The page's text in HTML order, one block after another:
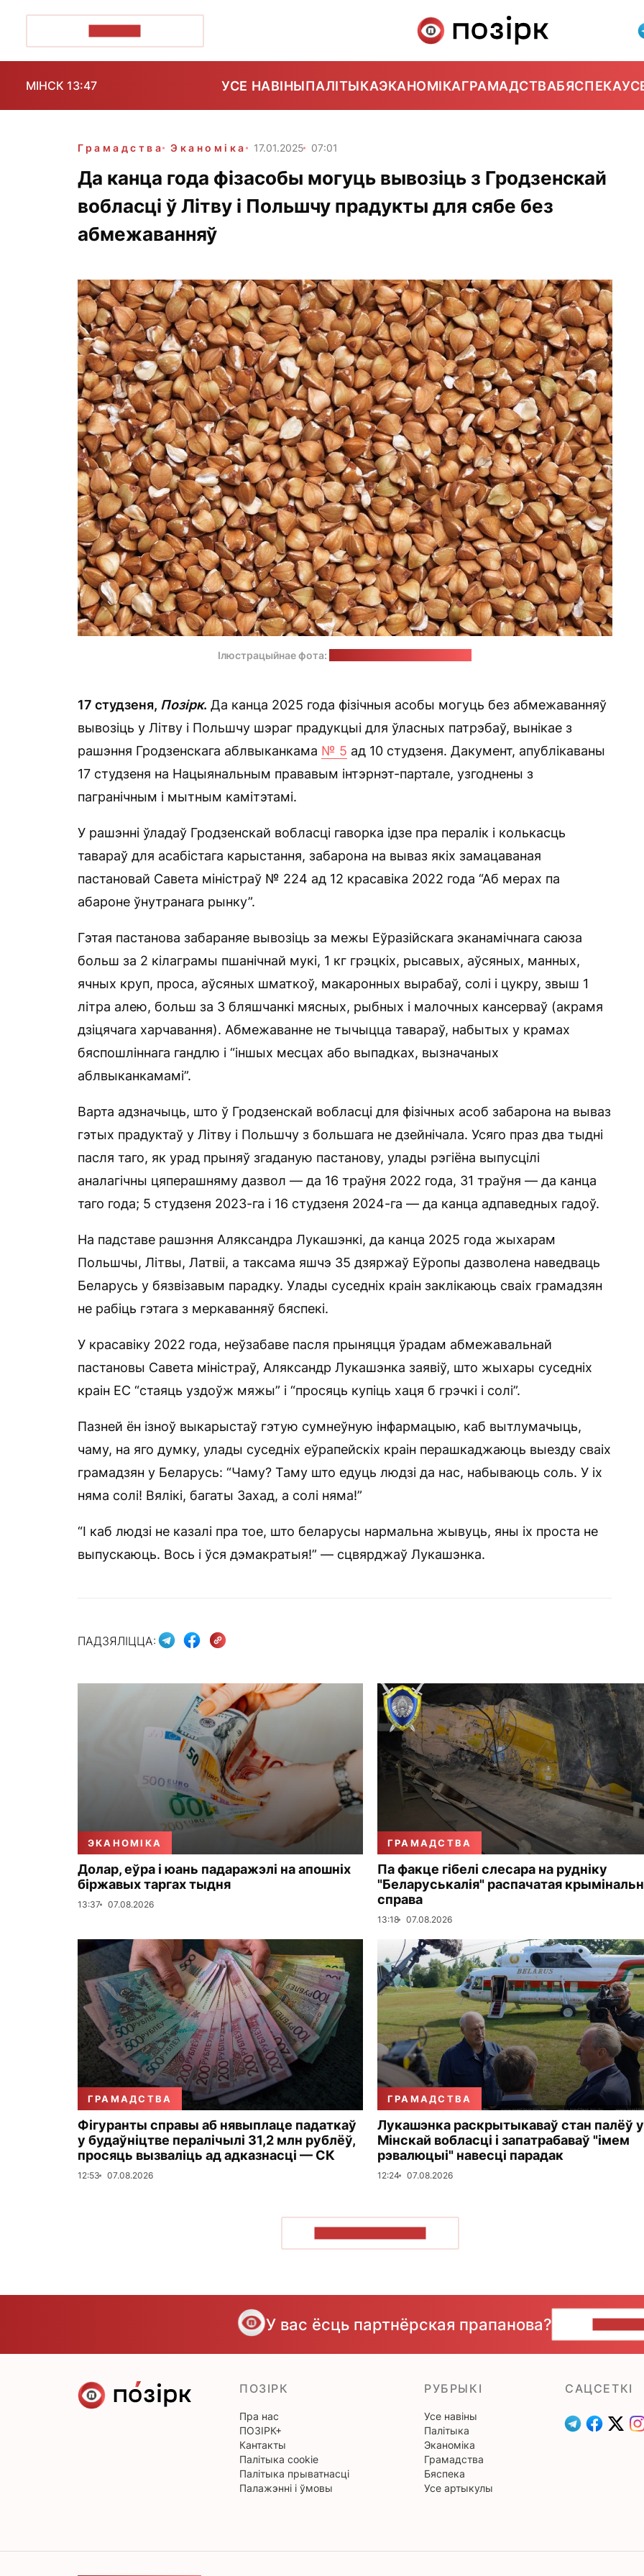
МІНСК 13:47 УСЕ НАВІНЫПАЛІТЫКАЭКАНОМІКАГРАМАДСТВАБЯСПЕКА
Грамадства Эканоміка 17.01.2025 07:01
Да канца года фізасобы могуць вывозіць з Гродзенскай
вобласці ў Літву і Польшчу прадукты для сябе без
абмежаванняў
Ілюстрацыйнае фота:
17 студзеня, Позірк. Да канца 2025 года фізічныя асобы могуць без абмежаванняў
вывозіць у Літву і Польшчу шэраг прадукцыі для ўласных патрэбаў, вынікае з
рашэння Гродзенскага аблвыканкама № 5 ад 10 студзеня. Дакумент, апублікаваны
17 студзеня на Нацыянальным прававым інтэрнэт-партале, узгоднены з
пагранічным і мытным камітэтамі.
У рашэнні ўладаў Гродзенскай вобласці гаворка ідзе пра пералік і колькасць
тавараў для асабістага карыстання, забарона на вываз якіх замацаваная
пастановай Савета міністраў № 224 ад 12 красавіка 2022 года “Аб мерах па
абароне ўнутранага рынку”.
Гэтая пастанова забараняе вывозіць за межы Еўразійскага эканамічнага саюза
больш за 2 кілаграмы пшанічнай мукі, 1 кг грэцкіх, рысавых, аўсяных, манных,
ячных круп, проса, аўсяных шматкоў, макаронных вырабаў, солі і цукру, звыш 1
літра алею, больш за 3 бляшчанкі мясных, рыбных і малочных кансерваў (акрамя
дзіцячага харчавання). Абмежаванне не тычыцца тавараў, набытых у крамах
бяспошліннага гандлю і “іншых месцах або выпадках, вызначаных
аблвыканкамамі”.
Варта адзначыць, што ў Гродзенскай вобласці для фізічных асоб забарона на вываз
гэтых прадуктаў у Літву і Польшчу з большага не дзейнічала. Усяго праз два тыдні
пасля таго, як урад прыняў згаданую пастанову, улады рэгіёна выпусцілі
аналагічны цяперашняму дазвол — да 16 траўня 2022 года, 31 траўня — да канца
таго года; 5 студзеня 2023-га і 16 студзеня 2024-га — да канца адпаведных гадоў.
На падставе рашэння Аляксандра Лукашэнкі, да канца 2025 года жыхарам
Польшчы, Літвы, Латвіі, а таксама яшчэ 35 дзяржаў Еўропы дазволена наведваць
Беларусь у бязвізавым парадку. Улады суседніх краін заклікаюць сваіх грамадзян
не рабіць гэтага з меркаванняў бяспекі.
У красавіку 2022 года, неўзабаве пасля прыняцця ўрадам абмежавальнай
пастановы Савета міністраў, Аляксандр Лукашэнка заявіў, што жыхары суседніх
краін ЕС “стаяць уздоўж мяжы” і “просяць купіць хаця б грэчкі і солі”.
Пазней ён ізноў выкарыстаў гэтую сумнеўную інфармацыю, каб вытлумачыць,
чаму, на яго думку, улады суседніх еўрапейскіх краін перашкаджаюць выезду сваіх
грамадзян у Беларусь: “Чаму? Таму што едуць людзі да нас, набываюць соль. У іх
няма солі! Вялікі, багаты Захад, а солі няма!”
“І каб людзі не казалі пра тое, што беларусы нармальна жывуць, яны іх проста не
выпускаюць. Вось і ўся дэмакратыя!” — сцвярджаў Лукашэнка.
ПАДЗЯЛІЦЦА:
ЭКАНОМІКА
Долар, еўра і юань падаражэлі на апошніх
біржавых таргах тыдня
13:37 07.08.2026
ГРАМАДСТВА
Па факце гібелі слесара на рудніку
"Беларуськалія" распачатая
справа
13:18 07.08.2026
ГРАМАДСТВА
Фігуранты справы аб нявыплаце падаткаў
у будаўніцтве пералічылі 31,2 млн рублёў,
просяць вызваліць ад адказнасці — СК
12:53 07.08.2026
ГРАМАДСТВА
Лукашэнка раскрытыкаваў стан палёў у
Мінскай вобласці і запатрабаваў "імем
рэвалюцыі" навесці парадак
12:24 07.08.2026
У вас ёсць партнёрская прапанова?
ПОЗІРК
Пра нас
ПОЗІРК+
Кантакты
Палітыка cookie
Палітыка прыватнасці
Палажэнні і ўмовы
РУБРЫКІ
Усе навіны
Палітыка
Эканоміка
Грамадства
Бяспека
Усе артыкулы
САЦСЕТКІ